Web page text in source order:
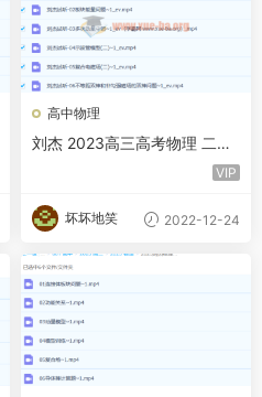
高中物理
刘杰 2023高三高考物理 二轮
VIP
坏坏地笑 2022-12-24